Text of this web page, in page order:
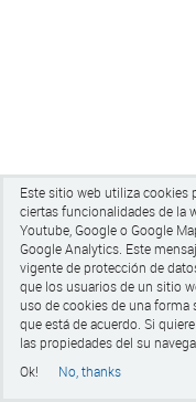
Este sitio web utiliza cookies
ciertas funcionalidades de la
Youtube, Google o Google
Google Analytics. Este
vigente de protección de
que los usuarios de un sitio
uso de cookies de una
que está de acuerdo. Si
las propiedades del su
Ok!
No, thanks